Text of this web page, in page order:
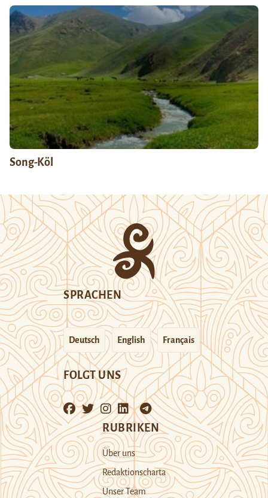
Song-Köl
SPRACHEN
Deutsch English Français
FOLGT UNS
RUBRIKEN
Über uns
Redaktionscharta
Unser Team